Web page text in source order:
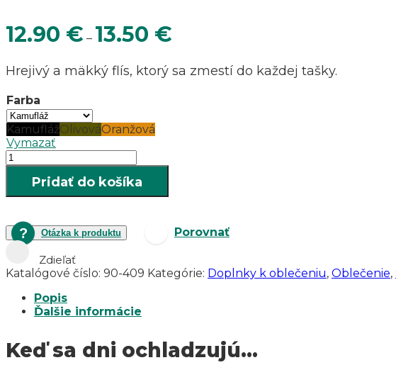
12.90 € – 13.50 €
through
Hrejivý a mäkký flís, ktorý sa zmestí do každej tašky.
Farba
KamuflážOlivováOranžová
Vymazať
množstvo
Flísová
čiapka
HART
C
reflexná/
kamufláž
UNISEX
Pridať do košíka
Otázka k produktu Porovnať
Zdieľať
Katalógové číslo: 90-409 Kategórie: Doplnky k oblečeniu, Oblečenie,
Popis
Ďalšie informácie
Keď sa dni ochladzujú…